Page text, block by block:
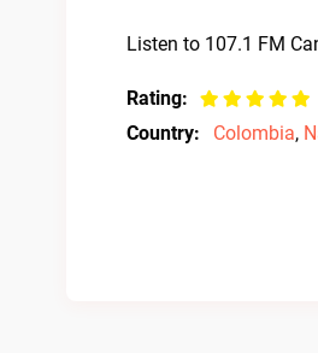
Listen to 107.1 FM
Rating:
Country:
Colombia,